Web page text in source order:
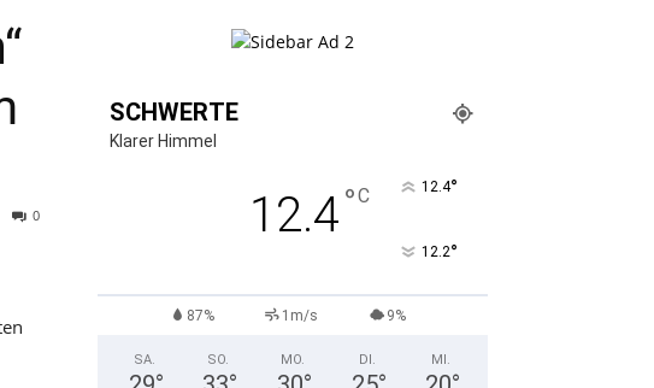
0
SCHWERTE
Klarer Himmel
12.4°C 12.4°
12.2°
87% 1m/s 9%
SA. SO. MO. DI. MI.